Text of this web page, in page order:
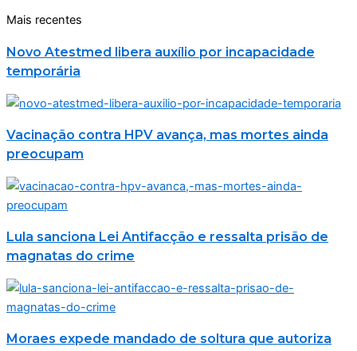
Mais recentes
Novo Atestmed libera auxílio por incapacidade
temporária
Vacinação contra HPV avança, mas mortes ainda
preocupam
Lula sanciona Lei Antifacção e ressalta prisão de
magnatas do crime
Moraes expede mandado de soltura que autoriza